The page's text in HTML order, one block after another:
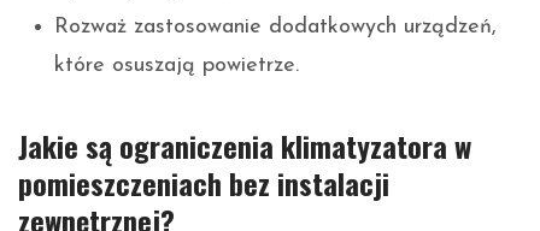
Rozważ zastosowanie dodatkowych urządzeń,
które osuszają powietrze.
Jakie są ograniczenia klimatyzatora w
pomieszczeniach bez instalacji
zewnętrznej?